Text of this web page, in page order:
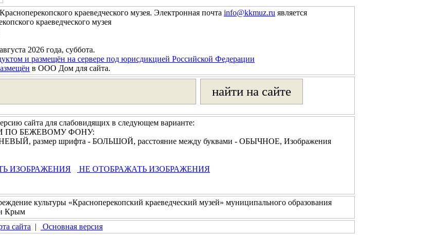
краеведческого музея. Электронная почта info@kkmuz.ru является
краеведческого музея
2026 года, суббота.
и размещён на сервере под юрисдикцией Российской Федерации
в ООО Дом для сайта.
сайта для слабовидящих в следующем варианте:
ПО БЕЖЕВОМУ ФОНУ:
размер шрифта - БОЛЬШОЙ, расстояние между буквами - ОБЫЧНОЕ, Изображения
ИЗОБРАЖЕНИЯ НЕ ОТОБРАЖАТЬ ИЗОБРАЖЕНИЯ
культуры «Красноперекопский краеведческий музей» муниципального образования
Крым
сайта | Основная версия